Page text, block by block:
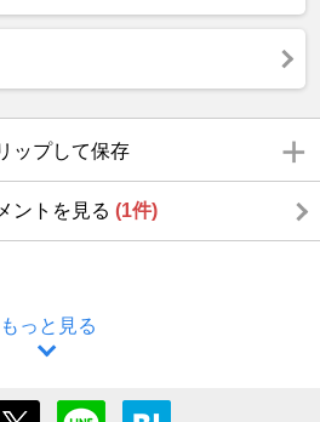
ップして保存
ントを見る (1件)
もっと見る